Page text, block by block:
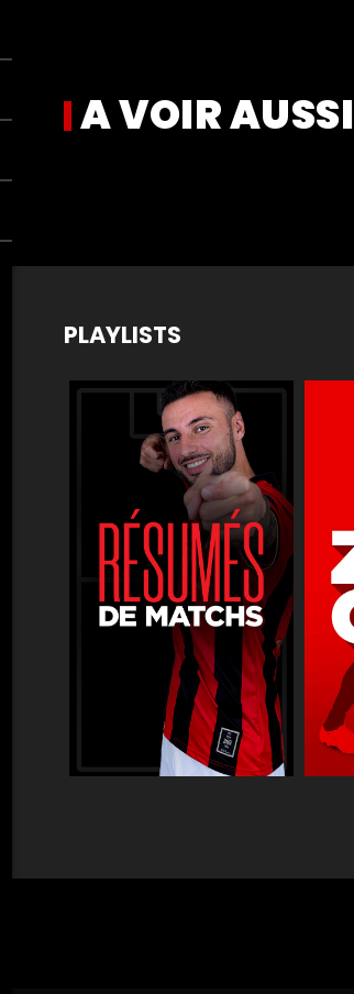
A VOIR AUSSI
PLAYLISTS
Matchs de légende Buts